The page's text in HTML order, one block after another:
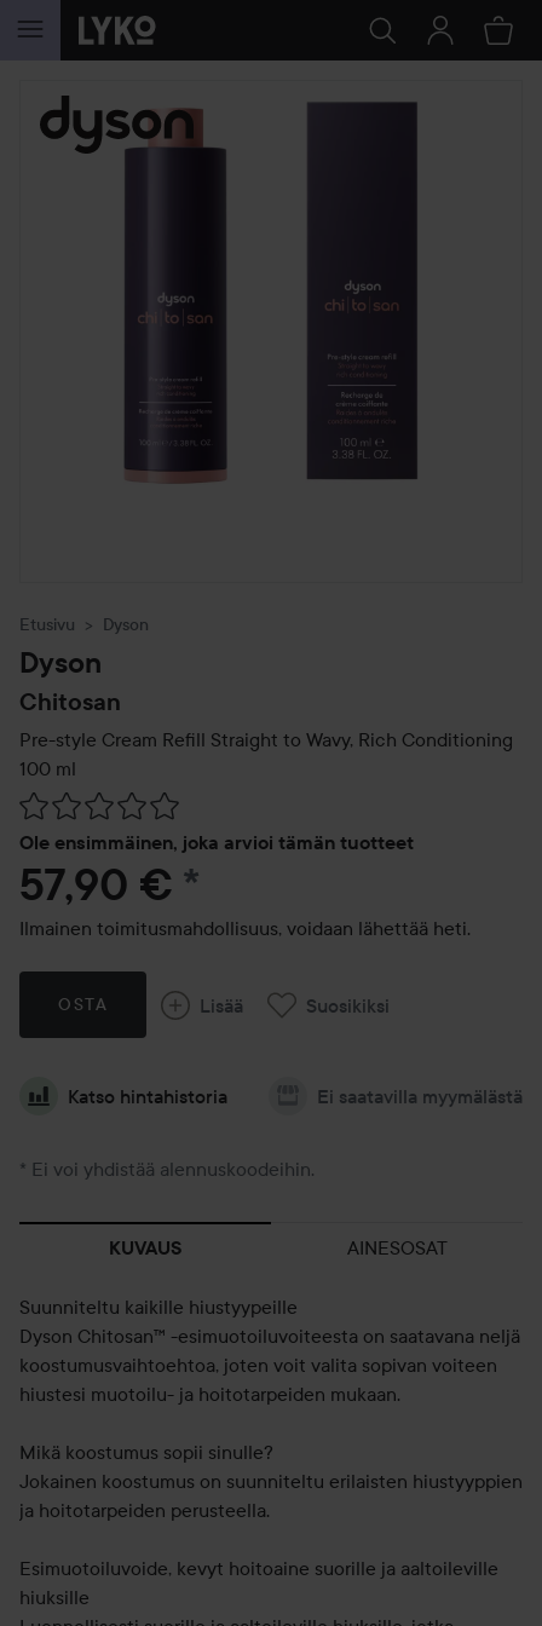
SIIRTYÄ JHK SISÄLTÖÖN
Etusivu Dyson
Dyson
Chitosan
Pre-style Cream Refill Straight to Wavy, Rich Conditioning
100 ml
Ole ensimmäinen, joka arvioi tämän tuotteet
Siirtyä jhk Arvosana & kommentit
57,90 € *
Ilmainen toimitusmahdollisuus, voidaan lähettää heti.
OSTA Lisää Suosikiksi
Katso hintahistoria Ei saatavilla myymälästä
* Ei voi yhdistää alennuskoodeihin.
KUVAUS AINESOSAT
Suunniteltu kaikille hiustyypeille
Dyson Chitosan™ -esimuotoiluvoiteesta on saatavana neljä
koostumusvaihtoehtoa, joten voit valita sopivan voiteen
hiustesi muotoilu- ja hoitotarpeiden mukaan.
Mikä koostumus sopii sinulle?
Jokainen koostumus on suunniteltu erilaisten hiustyyppien
ja hoitotarpeiden perusteella.
Esimuotoiluvoide, kevyt hoitoaine suorille ja aaltoileville
hiuksille